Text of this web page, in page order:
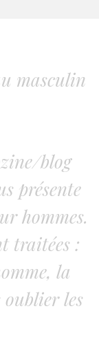
masculin
blog
présente
hommes.
traitées :
la
les